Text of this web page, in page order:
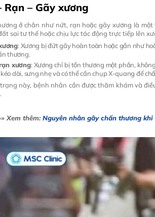
Rạn – Gãy xương
ở chân như nứt, rạn hoặc gãy xương là
sai tư thế hoặc chịu lực tác động trực tiếp lên
: Xương bị đứt gãy hoàn toàn hoặc gần như
thương.
xương: Xương chỉ bị tổn thương một phần,
dài, sưng nhẹ và có thể cần chụp X-quang để
này, bệnh nhân cần được thăm khám và
Xem thêm:Nguyên nhân gây chấn thương